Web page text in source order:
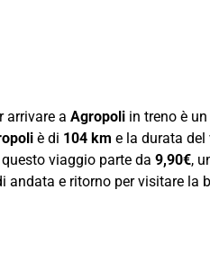
arrivare a Agropoli in treno è
è di 104 km e la durata
viaggio parte da 9,90€,
andata e ritorno per visitare la